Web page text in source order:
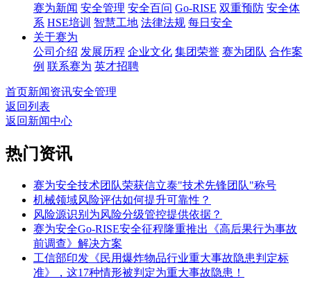
赛为新闻 安全管理 安全百问 Go-RISE 双重预防 安全体
系 HSE培训 智慧工地 法律法规 每日安全
关于赛为
公司介绍 发展历程 企业文化 集团荣誉 赛为团队 合作案
例 联系赛为 英才招聘
首页新闻资讯安全管理
返回列表
返回新闻中心
热门资讯
赛为安全技术团队荣获信立泰"技术先锋团队"称号
机械领域风险评估如何提升可靠性？
风险源识别为风险分级管控提供依据？
赛为安全Go-RISE安全征程隆重推出《高后果行为事故
前调查》解决方案
工信部印发《民用爆炸物品行业重大事故隐患判定标
准》，这17种情形被判定为重大事故隐患！